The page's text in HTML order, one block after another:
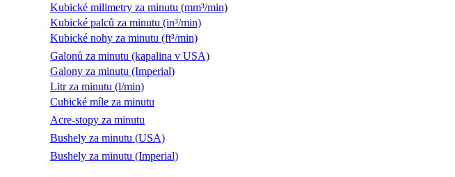
Kubické milimetry za minutu (mm³/min)
Kubické palců za minutu (in³/min)
Kubické nohy za minutu (ft³/min)
Galonů za minutu (kapalina v USA)
Galony za minutu (Imperial)
Litr za minutu (l/min)
Cubické míle za minutu
Acre-stopy za minutu
Bushely za minutu (USA)
Bushely za minutu (Imperial)